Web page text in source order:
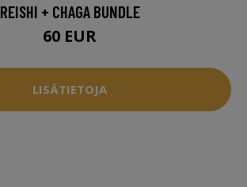
REISHI + CHAGA BUNDLE
60 EUR
LISÄTIETOJA